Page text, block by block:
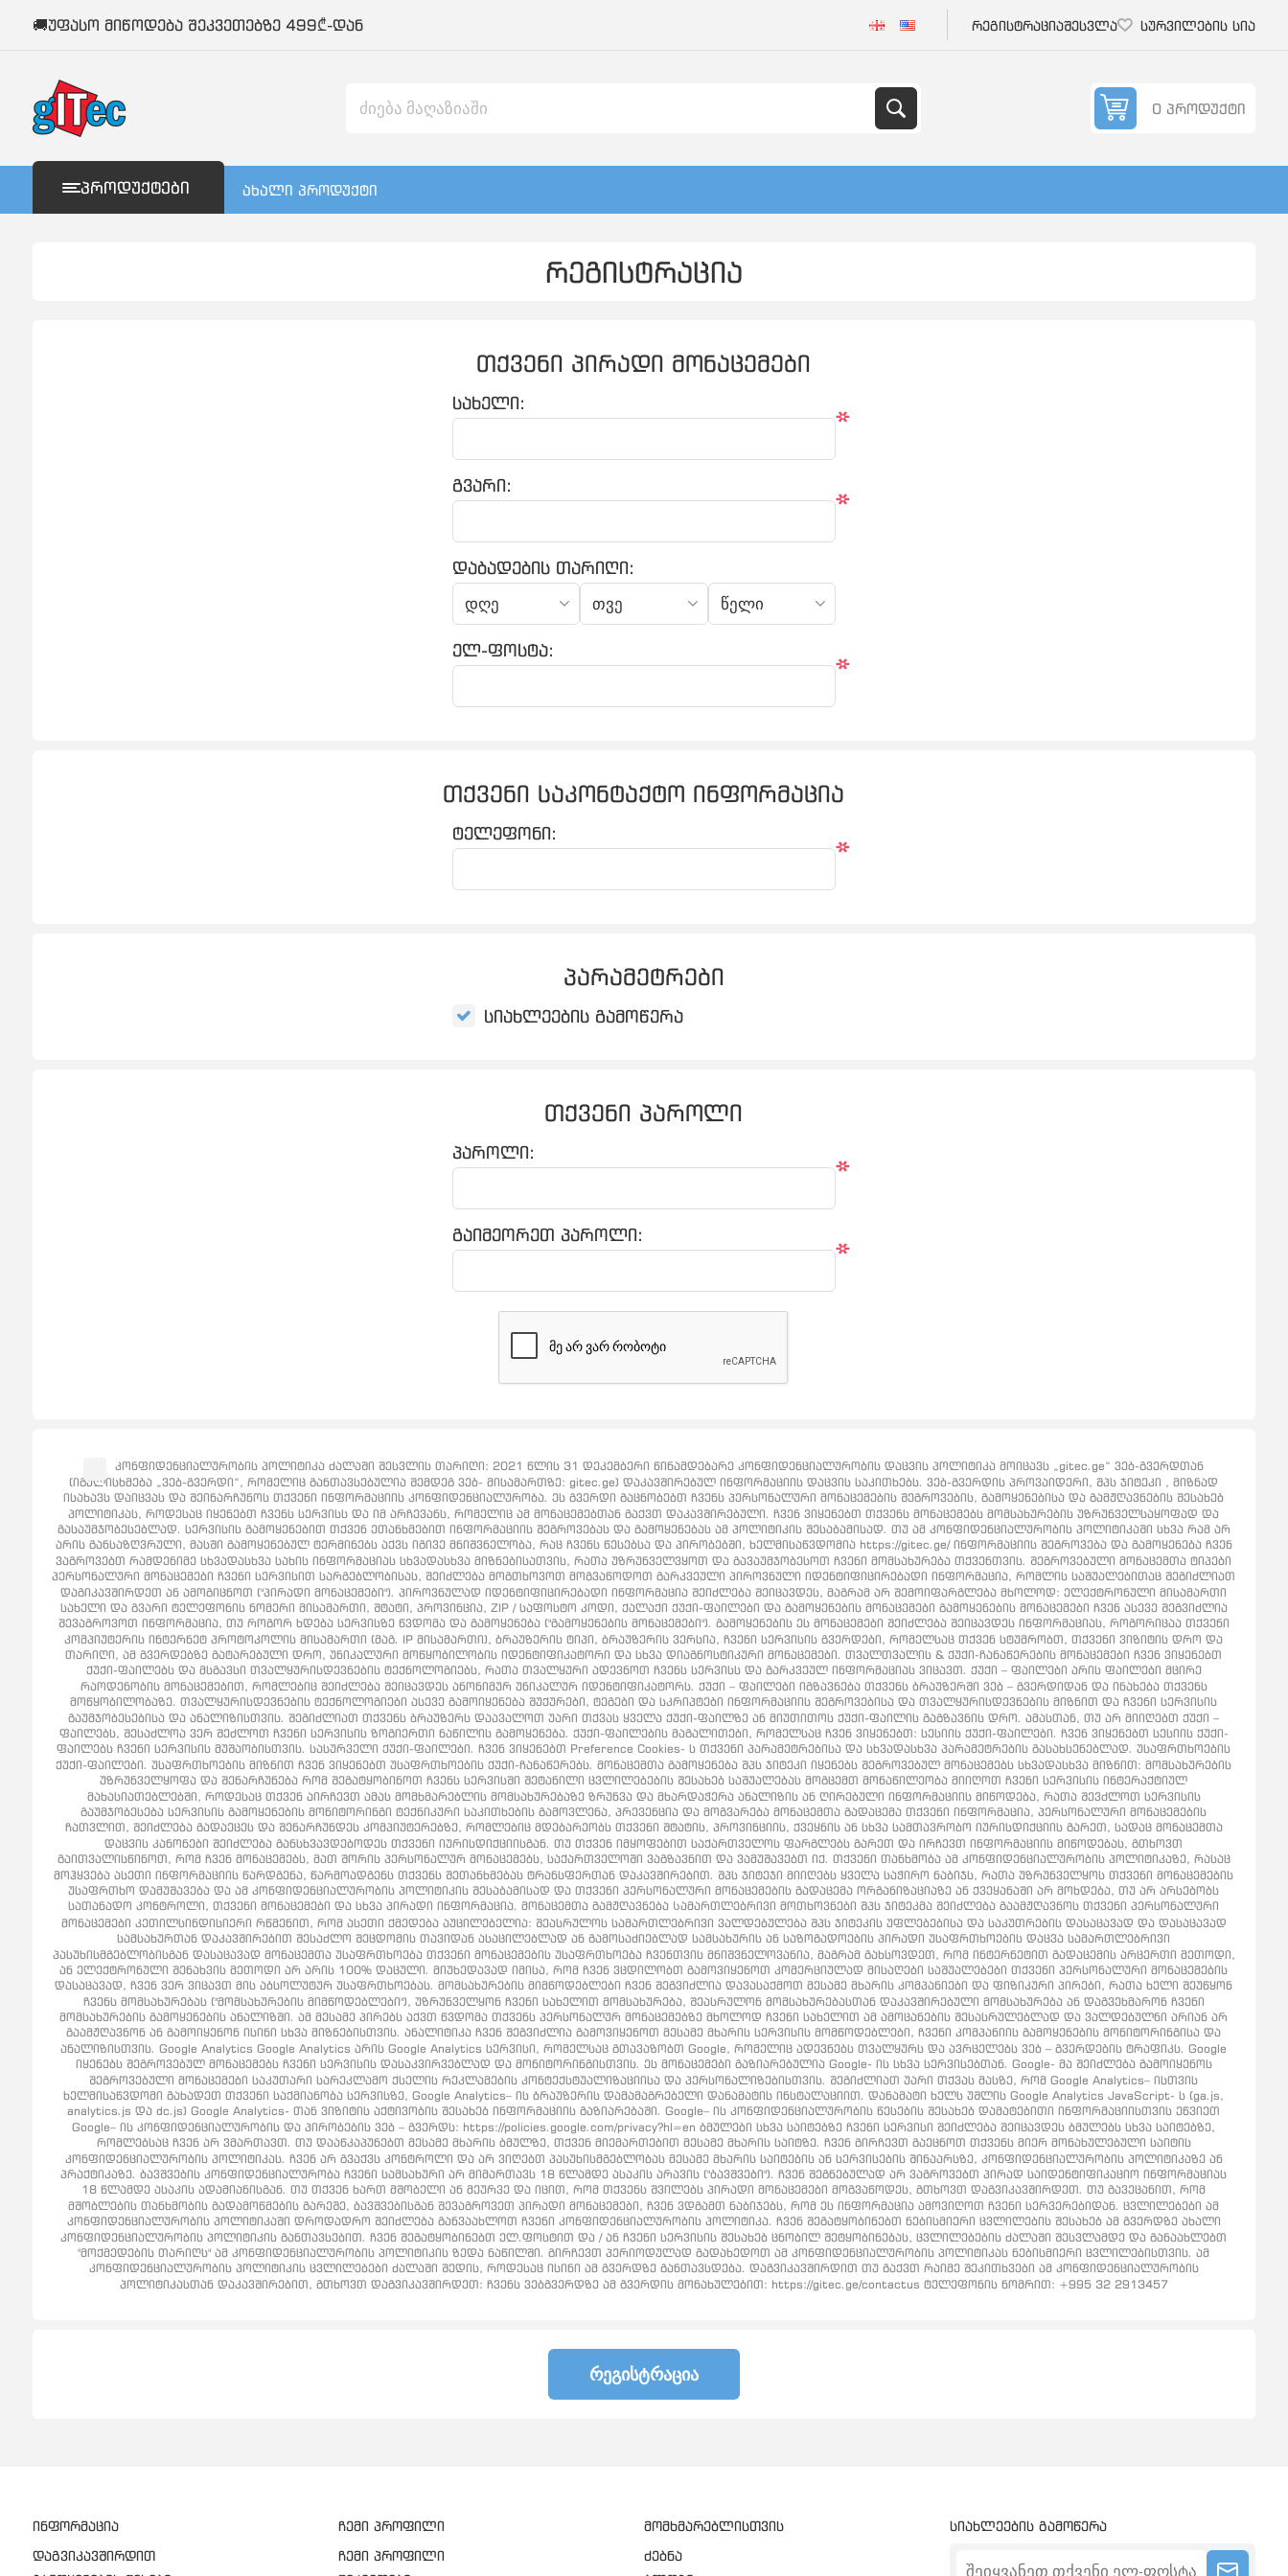
🚚უფასო მიწოდება შეკვეთებზე 499₾-დან რეგისტრაციაშესვლა სურვილების სია
0 პროდუქტი
ᲞᲠᲝᲓᲣᲥᲢᲔᲑᲘ ახალი პროდუქტი
რეგისტრაცია
თქვენი პირადი მონაცემები
სახელი:
*
გვარი:
*
დაბადების თარიღი:
ელ-ფოსტა:
*
თქვენი საკონტაქტო ინფორმაცია
ტელეფონი:
*
პარამეტრები
სიახლეების გამოწერა
თქვენი პაროლი
პაროლი:
*
გაიმეორეთ პაროლი:
*
კონფიდენციალურობის პოლიტიკა ძალაში შესვლის თარიღი: 2021 წლის 31 დეკემბერი წინამდებარე კონფიდენციალურობის დაცვის პოლიტიკა მოიცავს „gitec.ge“ ვებ-გვერდთან
(იგულისხმება „ვებ-გვერდი“, რომელიც განთავსებულია შემდეგ ვებ- მისამართზე: gitec.ge) დაკავშირებულ ინფორმაციის დაცვის საკითხებს. ვებ-გვერდის პროვაიდერი, შპს ჯიტეკი , მიზნად
ისახავს დაიცვას და შეინარჩუნოს თქვენი ინფორმაციის კონფიდენციალურობა. ეს გვერდი გაცნობებთ ჩვენს პერსონალური მონაცემების შეგროვების, გამოყენებისა და გამჟღავნების შესახებ
პოლიტიკას, როდესაც იყენებთ ჩვენს სერვისს და იმ არჩევანს, რომელიც ამ მონაცემებთან გაქვთ დაკავშირებული. ჩვენ ვიყენებთ თქვენს მონაცემებს მომსახურების უზრუნველსაყოფად და
გასაუმჯობესებლად. სერვისის გამოყენებით თქვენ ეთანხმებით ინფორმაციის შეგროვებას და გამოყენებას ამ პოლიტიკის შესაბამისად. თუ ამ კონფიდენციალურობის პოლიტიკაში სხვა რამ არ
არის განსაზღვრული, მასში გამოყენებულ ტერმინებს აქვს იგივე მნიშვნელობა, რაც ჩვენს წესებსა და პირობებში, ხელმისაწვდომია https://gitec.ge/ ინფორმაციის შეგროვება და გამოყენება ჩვენ
ვაგროვებთ რამდენიმე სხვადასხვა სახის ინფორმაციას სხვადასხვა მიზნებისათვის, რათა უზრუნველვყოთ და გავაუმჯობესოთ ჩვენი მომსახურება თქვენთვის. შეგროვებული მონაცემთა ტიპები
პერსონალური მონაცემები ჩვენი სერვისით სარგებლობისას, შეიძლება მოგთხოვოთ მოგვაწოდოთ გარკვეული პიროვნული იდენტიფიცირებადი ინფორმაცია, რომლის საშუალებითაც შეგიძლიათ
დაგიკავშირდეთ ან ამოგიცნოთ ("პირადი მონაცემები"). პიროვნულად იდენტიფიცირებადი ინფორმაცია შეიძლება შეიცავდეს, მაგრამ არ შემოიფარგლება მხოლოდ: ელექტრონული მისამართი
სახელი და გვარი ტელეფონის ნომერი მისამართი, შტატი, პროვინცია, ZIP / საფოსტო კოდი, ქალაქი ქუქი-ფაილები და გამოყენების მონაცემები გამოყენების მონაცემები ჩვენ ასევე შეგვიძლია
შევაგროვოთ ინფორმაცია, თუ როგორ ხდება სერვისზე წვდომა და გამოყენება ("გამოყენების მონაცემები"). გამოყენების ეს მონაცემები შეიძლება შეიცავდეს ინფორმაციას, როგორიცაა თქვენი
კომპიუტერის ინტერნეტ პროტოკოლის მისამართი (მაგ. IP მისამართი), ბრაუზერის ტიპი, ბრაუზერის ვერსია, ჩვენი სერვისის გვერდები, რომელსაც თქვენ სტუმრობთ, თქვენი ვიზიტის დრო და
თარიღი, ამ გვერდებზე გატარებული დრო, უნიკალური მოწყობილობის იდენტიფიკატორი და სხვა დიაგნოსტიკური მონაცემები. თვალთვალის & ქუქი-ჩანაწერების მონაცემები ჩვენ ვიყენებთ
ქუქი-ფაილებს და მსგავსი თვალყურისდევნების ტექნოლოგიებს, რათა თვალყური ადევნოთ ჩვენს სერვისს და გარკვეულ ინფორმაციას ვიცავთ. ქუქი – ფაილები არის ფაილები მცირე
რაოდენობის მონაცემებით, რომლებიც შეიძლება შეიცავდეს ანონიმურ უნიკალურ იდენტიფიკატორს. ქუქი – ფაილები იგზავნება თქვენს ბრაუზერში ვებ – გვერდიდან და ინახება თქვენს
მოწყობილობაზე. თვალყურისდევნების ტექნოლოგიები ასევე გამოიყენება შუქურები, ტეგები და სკრიპტები ინფორმაციის შეგროვებისა და თვალყურისდევნების მიზნით და ჩვენი სერვისის
გაუმჯობესებისა და ანალიზისთვის. შეგიძლიათ თქვენს ბრაუზერს დაავალოთ უარი თქვას ყველა ქუქი-ფაილზე ან მიუთითოს ქუქი-ფაილის გაგზავნის დრო. ამასთან, თუ არ მიიღებთ ქუქი –
ფაილებს, შესაძლოა ვერ შეძლოთ ჩვენი სერვისის ზოგიერთი ნაწილის გამოყენება. ქუქი-ფაილების მაგალითები, რომელსაც ჩვენ ვიყენებთ: სესიის ქუქი-ფაილები. ჩვენ ვიყენებთ სესიის ქუქი-
ფაილებს ჩვენი სერვისის მუშაობისთვის. სასურველი ქუქი-ფაილები. ჩვენ ვიყენებთ Preference Cookies- ს თქვენი პარამეტრებისა და სხვადასხვა პარამეტრების გასახსენებლად. უსაფრთხოების
ქუქი-ფაილები. უსაფრთხოების მიზნით ჩვენ ვიყენებთ უსაფრთხოების ქუქი-ჩანაწერებს. მონაცემთა გამოყენება შპს ჯიტეკი იყენებს შეგროვებულ მონაცემებს სხვადასხვა მიზნით: მომსახურების
უზრუნველყოფა და შენარჩუნება რომ შეგატყობინოთ ჩვენს სერვისში შეტანილი ცვლილებების შესახებ საშუალებას მოგცემთ მონაწილეობა მიიღოთ ჩვენი სერვისის ინტერაქტიულ
მახასიათებლებში, როდესაც თქვენ აირჩევთ ამას მომხმარებლის მომსახურებაზე ზრუნვა და მხარდაჭერა ანალიზის ან ღირებული ინფორმაციის მიწოდება, რათა შევძლოთ სერვისის
გაუმჯობესება სერვისის გამოყენების მონიტორინგი ტექნიკური საკითხების გამოვლენა, პრევენცია და მოგვარება მონაცემთა გადაცემა თქვენი ინფორმაცია, პერსონალური მონაცემების
ჩათვლით, შეიძლება გადაეცეს და შენარჩუნდეს კომპიუტერებზე, რომლებიც მდებარეობს თქვენი შტატის, პროვინციის, ქვეყნის ან სხვა სამთავრობო იურისდიქციის გარეთ, სადაც მონაცემთა
დაცვის კანონები შეიძლება განსხვავდებოდეს თქვენი იურისდიქციისგან. თუ თქვენ იმყოფებით საქართველოს ფარგლებს გარეთ და ირჩევთ ინფორმაციის მიწოდებას, გთხოვთ
გაითვალისწინოთ, რომ ჩვენ მონაცემებს, მათ შორის პერსონალურ მონაცემებს, საქართველოში ვაგზავნით და ვამუშავებთ იქ. თქვენი თანხმობა ამ კონფიდენციალურობის პოლიტიკაზე, რასაც
მოჰყვება ასეთი ინფორმაციის წარდგენა, წარმოადგენს თქვენს შეთანხმებას ტრანსფერთან დაკავშირებით. შპს ჯიტეჯი მიიღებს ყველა საჭირო ნაბიჯს, რათა უზრუნველყოს თქვენი მონაცემების
უსაფრთხო დამუშავება და ამ კონფიდენციალურობის პოლიტიკის შესაბამისად და თქვენი პერსონალური მონაცემების გადაცემა ორგანიზაციაზე ან ქვეყანაში არ მოხდება, თუ არ არსებობს
სათანადო კონტროლი, თქვენი მონაცემები და სხვა პირადი ინფორმაცია. მონაცემთა გამჟღავნება Სამართლებრივი მოთხოვნები შპს ჯიტეკმა შეიძლება გაამჟღავნოს თქვენი პერსონალური
მონაცემები კეთილსინდისიერი რწმენით, რომ ასეთი ქმედება აუცილებელია: შეასრულოს სამართლებრივი ვალდებულება შპს ჯიტეკის უფლებებისა და საკუთრების დასაცავად და დასაცავად
სამსახურთან დაკავშირებით შესაძლო შეცდომის თავიდან ასაცილებლად ან გამოსაძიებლად სამსახურის ან საზოგადოების პირადი უსაფრთხოების დაცვა სამართლებრივი
პასუხისმგებლობისგან დასაცავად მონაცემთა უსაფრთხოება თქვენი მონაცემების უსაფრთხოება ჩვენთვის მნიშვნელოვანია, მაგრამ გახსოვდეთ, რომ ინტერნეტით გადაცემის არცერთი მეთოდი,
ან ელექტრონული შენახვის მეთოდი არ არის 100% დაცული. მიუხედავად იმისა, რომ ჩვენ ვცდილობთ გამოვიყენოთ კომერციულად მისაღები საშუალებები თქვენი პერსონალური მონაცემების
დასაცავად, ჩვენ ვერ ვიცავთ მის აბსოლუტურ უსაფრთხოებას. მომსახურების მიმწოდებლები ჩვენ შეგვიძლია დავასაქმოთ მესამე მხარის კომპანიები და ფიზიკური პირები, რათა ხელი შეუწყონ
ჩვენს მომსახურებას ("მომსახურების მიმწოდებლები"), უზრუნველყონ ჩვენი სახელით მომსახურება, შეასრულონ მომსახურებასთან დაკავშირებული მომსახურება ან დაგვეხმარონ ჩვენი
მომსახურების გამოყენების ანალიზში. ამ მესამე პირებს აქვთ წვდომა თქვენს პერსონალურ მონაცემებზე მხოლოდ ჩვენი სახელით ამ ამოცანების შესასრულებლად და ვალდებულნი არიან არ
გაამჟღავნონ ან გამოიყენონ ისინი სხვა მიზნებისთვის. ანალიტიკა ჩვენ შეგვიძლია გამოვიყენოთ მესამე მხარის სერვისის მომწოდებლები, ჩვენი კომპანიის გამოყენების მონიტორინგისა და
ანალიზისთვის. Google Analytics Google Analytics არის Google Analytics სერვისი, რომელსაც გთავაზობთ Google, რომელიც ადევნებს თვალყურს და ავრცელებს ვებ – გვერდების ტრაფიკს. Google
იყენებს შეგროვებულ მონაცემებს ჩვენი სერვისის დასაკვირვებლად და მონიტორინგისთვის. ეს მონაცემები გაზიარებულია Google- ის სხვა სერვისებთან. Google- მა შეიძლება გამოიყენოს
შეგროვებული მონაცემები საკუთარი სარეკლამო ქსელის რეკლამების კონტექსტუალიზაციისა და პერსონალიზებისთვის. შეგიძლიათ უარი თქვას მასზე, რომ Google Analytics– ისთვის
ხელმისაწვდომი გახადეთ თქვენი საქმიანობა სერვისზე, Google Analytics– ის ბრაუზერის დამამაგრებელი დანამატის ინსტალაციით. დანამატი ხელს უშლის Google Analytics JavaScript- ს (ga.js,
analytics.js და dc.js) Google Analytics- თან ვიზიტის აქტივობის შესახებ ინფორმაციის გაზიარებაში. Google– ის კონფიდენციალურობის წესების შესახებ დამატებითი ინფორმაციისთვის ეწვიეთ
Google– ის კონფიდენციალურობის და პირობების ვებ – გვერდს: https://policies.google.com/privacy?hl=en ბმულები სხვა საიტებზე ჩვენი სერვისი შეიძლება შეიცავდეს ბმულებს სხვა საიტებზე,
რომლებსაც ჩვენ არ ვმართავთ. თუ დააწკაპუნებთ მესამე მხარის ბმულზე, თქვენ მიემართებით მესამე მხარის საიტზე. ჩვენ გირჩევთ გაეცნოთ თქვენს მიერ მონახულებული საიტის
კონფიდენციალურობის პოლიტიკას. ჩვენ არ გვაქვს კონტროლი და არ ვიღებთ პასუხისმგებლობას მესამე მხარის საიტების ან სერვისების შინაარსზე, კონფიდენციალურობის პოლიტიკაზე ან
პრაქტიკაზე. ბავშვების კონფიდენციალურობა ჩვენი სამსახური არ მიმართავს 18 წლამდე ასაკის არავის ("ბავშვები"). ჩვენ შეგნებულად არ ვაგროვებთ პირად საიდენტიფიკაციო ინფორმაციას
18 წლამდე ასაკის ადამიანისგან. თუ თქვენ ხართ მშობელი ან მეურვე და იცით, რომ თქვენს შვილებს პირადი მონაცემები მოგვაწოდეს, გთხოვთ დაგვიკავშირდეთ. თუ გავეცანით, რომ
მშობლების თანხმობის გადამოწმების გარეშე, ბავშვებისგან შევაგროვეთ პირადი მონაცემები, ჩვენ ვდგამთ ნაბიჯებს, რომ ეს ინფორმაცია ამოვიღოთ ჩვენი სერვერებიდან. ცვლილებები ამ
კონფიდენციალურობის პოლიტიკაში დროდადრო შეიძლება განვაახლოთ ჩვენი კონფიდენციალურობის პოლიტიკა. ჩვენ შეგატყობინებთ ნებისმიერი ცვლილების შესახებ ამ გვერდზე ახალი
კონფიდენციალურობის პოლიტიკის განთავსებით. ჩვენ შეგატყობინებთ ელ.ფოსტით და / ან ჩვენი სერვისის შესახებ ცნობილ შეტყობინებას, ცვლილებების ძალაში შესვლამდე და განაახლებთ
"მოქმედების თარიღს" ამ კონფიდენციალურობის პოლიტიკის ზედა ნაწილში. გირჩევთ პერიოდულად გადახედოთ ამ კონფიდენციალურობის პოლიტიკას ნებისმიერი ცვლილებისთვის. ამ
კონფიდენციალურობის პოლიტიკის ცვლილებები ძალაში შედის, როდესაც ისინი ამ გვერდზე განთავსდება. დაგვიკავშირდით თუ გაქვთ რაიმე შეკითხვები ამ კონფიდენციალურობის
პოლიტიკასთან დაკავშირებით, გთხოვთ დაგვიკავშირდეთ: ჩვენს ვებგვერდზე ამ გვერდის მონახულებით: https://gitec.ge/contactus ტელეფონის ნომრით: +995 32 2913457
ᲠᲔᲒᲘᲡᲢᲠᲐᲪᲘᲐ
ინფორმაცია
დაგვიკავშირდით
ჩემი პროფილი
ჩემი პროფილი
მომხმარებლისთვის
ძებნა
სიახლეების გამოწერა